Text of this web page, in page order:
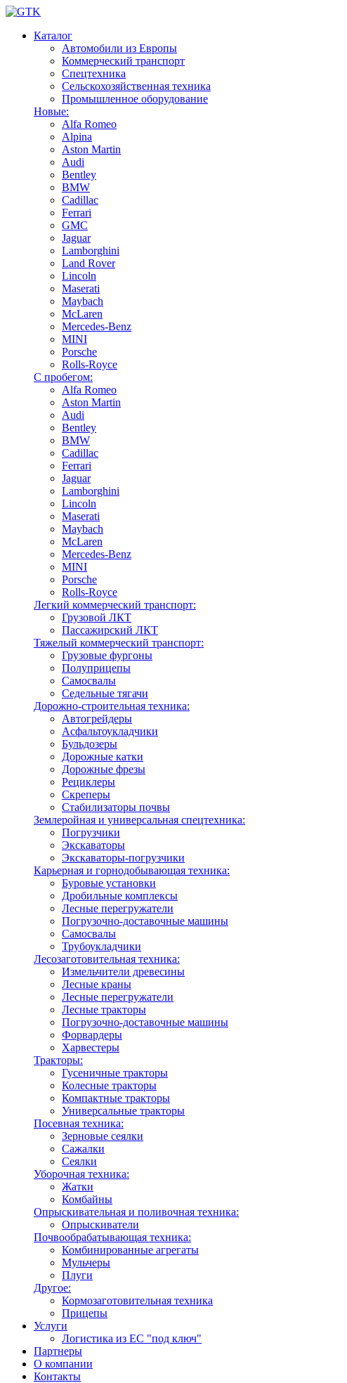
Каталог
Автомобили из Европы
Коммерческий транспорт
Спецтехника
Сельскохозяйственная техника
Промышленное оборудование
Новые:
Alfa Romeo
Alpina
Aston Martin
Audi
Bentley
BMW
Cadillac
Ferrari
GMC
Jaguar
Lamborghini
Land Rover
Lincoln
Maserati
Maybach
McLaren
Mercedes-Benz
MINI
Porsche
Rolls-Royce
С пробегом:
Alfa Romeo
Aston Martin
Audi
Bentley
BMW
Cadillac
Ferrari
Jaguar
Lamborghini
Lincoln
Maserati
Maybach
McLaren
Mercedes-Benz
MINI
Porsche
Rolls-Royce
Легкий коммерческий транспорт:
Грузовой ЛКТ
Пассажирский ЛКТ
Тяжелый коммерческий транспорт:
Грузовые фургоны
Полуприцепы
Самосвалы
Седельные тягачи
Дорожно-строительная техника:
Автогрейдеры
Асфальтоукладчики
Бульдозеры
Дорожные катки
Дорожные фрезы
Рециклеры
Скреперы
Стабилизаторы почвы
Землеройная и универсальная спецтехника:
Погрузчики
Экскаваторы
Экскаваторы-погрузчики
Карьерная и горнодобывающая техника:
Буровые установки
Дробильные комплексы
Лесные перегружатели
Погрузочно-доставочные машины
Самосвалы
Трубоукладчики
Лесозаготовительная техника:
Измельчители древесины
Лесные краны
Лесные перегружатели
Лесные тракторы
Погрузочно-доставочные машины
Форвардеры
Харвестеры
Тракторы:
Гусеничные тракторы
Колесные тракторы
Компактные тракторы
Универсальные тракторы
Посевная техника:
Зерновые сеялки
Сажалки
Сеялки
Уборочная техника:
Жатки
Комбайны
Опрыскивательная и поливочная техника:
Опрыскиватели
Почвообрабатывающая техника:
Комбинированные агрегаты
Мульчеры
Плуги
Другое:
Кормозаготовительная техника
Прицепы
Услуги
Логистика из ЕС "под ключ"
Партнеры
О компании
Контакты